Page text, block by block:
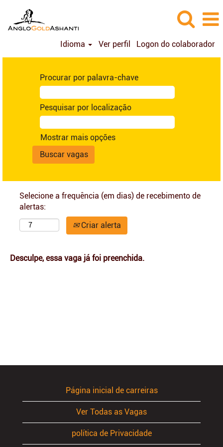
Idioma Ver perfil Logon do colaborador
Procurar por palavra-chave
Pesquisar por localização
Mostrar mais opções
Selecione a frequência (em dias) de recebimento de
alertas:
Criar alerta
Desculpe, essa vaga já foi preenchida.
Página inicial de carreiras
Ver Todas as Vagas
política de Privacidade